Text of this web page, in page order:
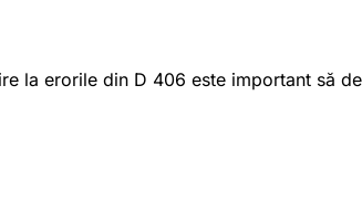
la erorile din D 406 este important să